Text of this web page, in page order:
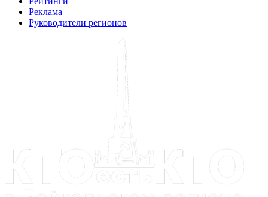
Реклама
Руководители регионов